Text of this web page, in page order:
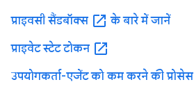
प्राइवसी सैंडबॉक्स open_in_new के बारे में जानें
प्राइवेट स्टेट टोकन open_in_new
उपयोगकर्ता-एजेंट को कम करने की प्रोसेस